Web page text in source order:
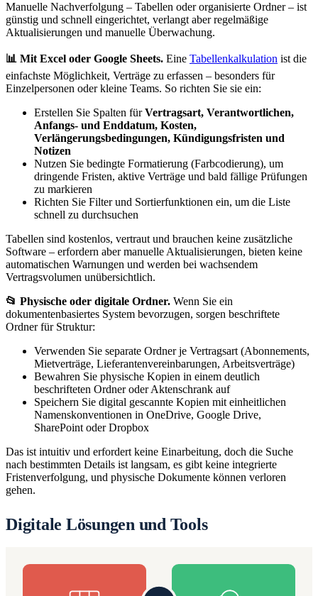
Manuelle Nachverfolgung – Tabellen oder organisierte Ordner – ist
günstig und schnell eingerichtet, verlangt aber regelmäßige
Aktualisierungen und manuelle Überwachung.
📊 Mit Excel oder Google Sheets. Eine Tabellenkalkulation ist die
einfachste Möglichkeit, Verträge zu erfassen – besonders für
Einzelpersonen oder kleine Teams. So richten Sie sie ein:
Erstellen Sie Spalten fürVertragsart, Verantwortlichen,
Anfangs- und Enddatum, Kosten,
Verlängerungsbedingungen, Kündigungsfristen und
Notizen
Nutzen Sie bedingte Formatierung (Farbcodierung), um
dringende Fristen, aktive Verträge und bald fällige Prüfungen
zu markieren
Richten Sie Filter und Sortierfunktionen ein, um die Liste
schnell zu durchsuchen
Tabellen sind kostenlos, vertraut und brauchen keine zusätzliche
Software – erfordern aber manuelle Aktualisierungen, bieten keine
automatischen Warnungen und werden bei wachsendem
Vertragsvolumen unübersichtlich.
📂 Physische oder digitale Ordner. Wenn Sie ein
dokumentenbasiertes System bevorzugen, sorgen beschriftete
Ordner für Struktur:
Verwenden Sie separate Ordner je Vertragsart (Abonnements,
Mietverträge, Lieferantenvereinbarungen, Arbeitsverträge)
Bewahren Sie physische Kopien in einem deutlich
beschrifteten Ordner oder Aktenschrank auf
Speichern Sie digital gescannte Kopien mit einheitlichen
Namenskonventionen in OneDrive, Google Drive,
SharePoint oder Dropbox
Das ist intuitiv und erfordert keine Einarbeitung, doch die Suche
nach bestimmten Details ist langsam, es gibt keine integrierte
Fristenverfolgung, und physische Dokumente können verloren
gehen.
Digitale Lösungen und Tools